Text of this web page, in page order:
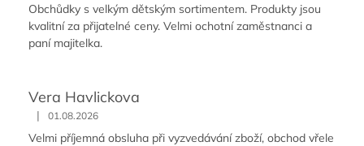
Obchůdky s velkým dětským sortimentem. Produkty jsou
kvalitní za přijatelné ceny. Velmi ochotní zaměstnanci a
paní majitelka.
Vera Havlickova
| 01.08.2026
Velmi příjemná obsluha při vyzvedávání zboží, obchod vřele